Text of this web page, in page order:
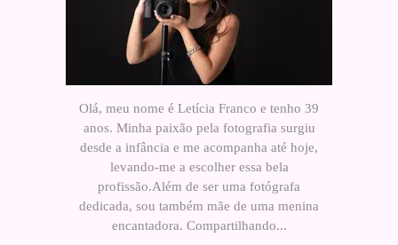
Olá, meu nome é Letícia Franco e tenho 39
anos. Minha paixão pela fotografia surgiu
desde a infância e me acompanha até hoje,
levando-me a escolher essa bela
profissão.Além de ser uma fotógrafa
dedicada, sou também mãe de uma menina
encantadora. Compartilhando...